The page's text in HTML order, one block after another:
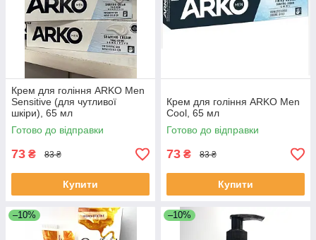
Крем для гоління ARKO Men
Sensitive (для чутливої
шкіри), 65 мл
Готово до відправки
73 ₴ 83 ₴
Купити
Крем для гоління ARKO Men
Cool, 65 мл
Готово до відправки
73 ₴ 83 ₴
Купити
–10% –10%